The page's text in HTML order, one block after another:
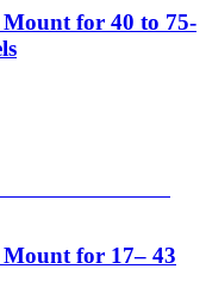
for 40 to 75-
for 17– 43